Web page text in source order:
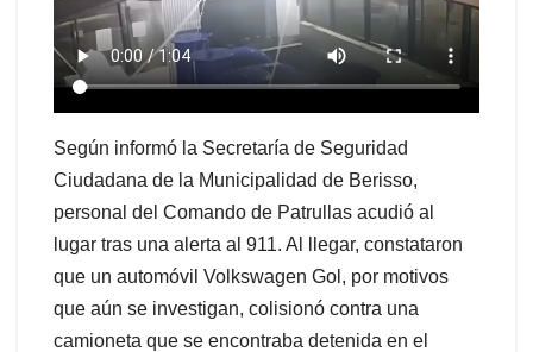
Según informó la Secretaría de Seguridad
Ciudadana de la Municipalidad de Berisso,
personal del Comando de Patrullas acudió al
lugar tras una alerta al 911. Al llegar, constataron
que un automóvil Volkswagen Gol, por motivos
que aún se investigan, colisionó contra una
camioneta que se encontraba detenida en el